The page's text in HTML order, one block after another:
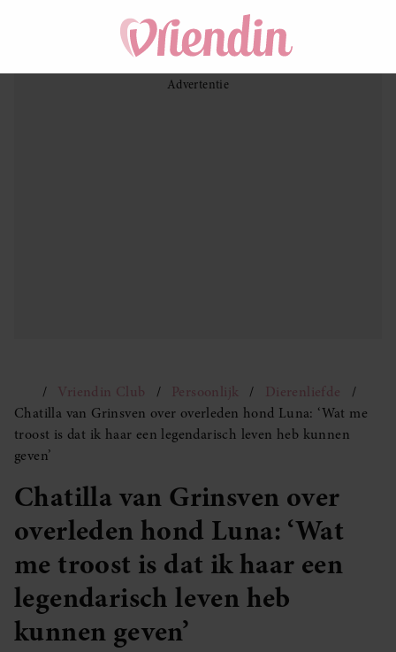
Vriendin Club Persoonlijk
Dierenliefde
Chatilla van Grinsven over overleden hond Luna: ‘Wat me
troost is dat ik haar een legendarisch leven heb kunnen
geven’
Chatilla van Grinsven over
overleden hond Luna: ‘Wat
me troost is dat ik haar een
legendarisch leven heb
kunnen geven’